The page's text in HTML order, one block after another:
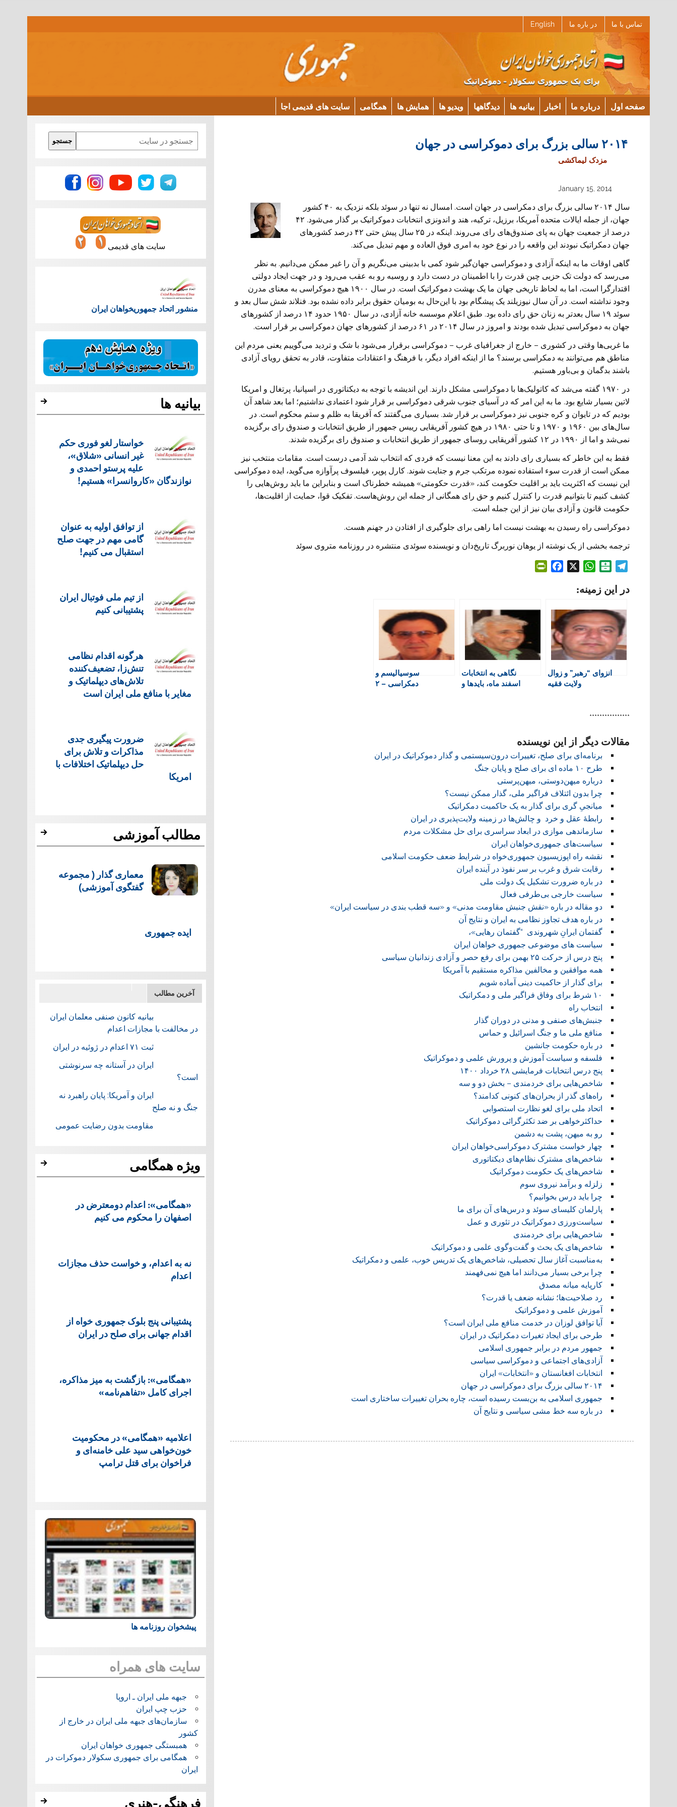
تماس با ما در باره ما English
صفحه اول درباره ما اخبار بیانیه ها دیدگاهها ویدیو ها همایش ها همگامی سایت های قدیمی اجا
۲۰۱۴ سالی بزرگ برای دموکراسی در جهان
مزدک لیماکشی
January 15, 2014
سال ۲۰۱۴ سالی بزرگ برای دمکراسی در جهان است. امسال نه تنها در سوئد بلکه نزدیک به ۴۰ کشور
جهان، از جمله ایالات متحده آمریکا، برزیل، ترکیه، هند و اندونزی انتخابات دموکراتیک بر گذار می‌شود. ۴۲
درصد از جمعیت جهان به پای صندوق‌های رای می‌روند. اینکه در ۲۵ سال پیش حتی ۴۲ درصد کشورهای
جهان دمکراتیک نبودند این واقعه را در نوع خود به امری فوق العاده و مهم تبدیل می‌کند.
گاهی اوقات ما به اینکه آزادی و دموکراسی جهان‌گیر شود کمی با بدبینی می‌نگریم و آن را غیر ممکن می‌دانیم. به نظر
می‌رسد که دولت تک حزبی چین قدرت را با اطمینان در دست دارد و روسیه رو به عقب می‌رود و در جهت ایجاد دولتی
اقتدارگرا است، اما به لحاظ تاریخی جهان ما یک بهشت دموکراتیک است. در سال ۱۹۰۰ هیچ دموکراسی به معنای مدرن
وجود نداشته است. در آن سال نیوزیلند یک پیشگام بود با این‌حال به بومیان حقوق برابر داده نشده بود. فنلاند شش سال بعد و
سوئد ۱۹ سال بعد‌تر به زنان حق رای داده بود. طبق اعلام موسسه خانه آزادی، در سال ۱۹۵۰ حدود ۱۴ درصد از کشورهای
جهان به دموکراسی تبدیل شده بودند و امروز در سال ۲۰۱۴ در ۶۱ درصد از کشورهای جهان دموکراسی بر قرار است.
ما غربی‌ها وقتی در کشوری – خارج از جغرافیای غرب – دموکراسی برقرار می‌شود با شک و تردید می‌گوییم یعنی مردم این
مناطق هم می‌توانند به دمکراسی برسند؟ ما از اینکه افراد دیگر، با فرهنگ و اعتقادات متفاوت، قادر به تحقق رویای آزادی
باشند بدگمان و بی‌باور هستیم.
در ۱۹۷۰ گفته می‌شد که کاتولیک‌ها با دموکراسی مشکل دارند. این اندیشه با توجه به دیکتاتوری در اسپانیا، پرتغال و امریکا
لاتین بسیار شایع بود. ما به این امر که در آسیای جنوب شرقی دموکراسی بر قرار شود اعتمادی نداشتیم؛ اما بعد شاهد آن
بودیم که در تایوان و کره جنوبی نیز دموکراسی بر قرار شد. بسیاری می‌گفتند که آفریقا به ظلم و ستم محکوم است. در
سال‌های بین ۱۹۶۰ و ۱۹۷۰ و تا حتی ۱۹۸۰ در هیچ کشور آفریقایی رییس جمهور از طریق انتخابات و صندوق رای برگزیده
نمی‌شد و اما از ۱۹۹۰ در ۱۲ کشور آفریقایی روسای جمهور از طریق انتخابات و صندوق رای برگزیده شدند.
فقط به این خاطر که بسیاری رای دادند به این معنا نیست که فردی که انتخاب شد آدمی درست است. مقامات منتخب نیز
ممکن است از قدرت سوء استفاده نموده مرتکب جرم و جنایت شوند. کارل پوپر، فیلسوف پرآوازه می‌گوید، ایده دموکراسی
این نیست که اکثریت باید بر اقلیت حکومت کند، «قدرت حکومتی» همیشه خطرناک است و بنابراین ما باید روش‌هایی را
کشف کنیم تا بتوانیم قدرت را کنترل کنیم و حق رای همگانی از جمله این روش‌هاست. تفکیک قوا، حمایت از اقلیت‌ها،
حکومت قانون و آزادی بیان نیز از این جمله است.
دموکراسی راه رسیدن به بهشت نیست اما راهی برای جلوگیری از افتادن در جهنم هست.
ترجمه بخشی از یک نوشته از یوهان نوربرگ تاریخ‌دان و نویسنده سوئدی منتشره در روزنامه متروی سوئد
l
g
r
a
m
l
t
a
r
i
n
W
a
s
A
p
p
o
k
i
e
در این زمینه:
انزوای “رهبر” و زوال
ولایت فقیه
نگاهی به انتخابات
اسفند ماه، بایدها و
سوسیالیسم و
دمکراسی – ۲
****************
مقالات دیگر از این نویسنده
برنامه‌ای برای صلح، تغییرات درون‌سیستمی و گذار دموکراتیک در ایران
طرح ۱۰ ماده ای برای صلح و پایان جنگ
درباره میهن‌دوستی، میهن‌پرستی
چرا بدون ائتلاف فراگیر ملی، گذار ممکن نیست؟
میانجیِ گری برای گذار به یک حاکمیت دمکراتیک
رابطهٔ عقل و خرد و ‌چالش‌ها در زمینه ولایت‌پذیری در ایران
سازماندهی موازی در ابعاد سراسری برای حل مشکلات مردم
سیاست‌های جمهوری‌خواهان ایران
نقشه راه اپوزیسیون جمهوری‌خواه در شرایط ضعف حکومت اسلامی
رقابت شرق و غرب بر سر نفوذ در آینده ایران
در باره ضرورت تشکیل یک دولت ملی
سیاست خارجی بی‌طرفی فعال
دو مقاله در باره «نقش جنبش مقاومت مدنی» و «سه قطب بندی در سیاست ایران»
در باره هدف تجاوز نظامی به ایران و نتایج آن
گفتمان ایرانِ شهروندی “گفتمان رهایی»،
سیاست های موضوعی جمهوری خواهان ایران
پنج درس از حرکت ۲۵ بهمن برای رفع حصر و آزادی زندانیان سیاسی
همه موافقین و مخالفین مذاکره مستقیم با آمریکا
برای گذار از حاکمیت دینی آماده شویم
۱۰ شرط برای وفاق فراگیر ملی و دمکراتیک
انتخاب راه
جنبش‌های صنفی و مدنی در دوران گذار
منافع ملی ما و جنگ اسرائیل و حماس
در باره حکومت جانشین
فلسفه و سیاست آموزش و پرورش علمی و دموکراتیک
پنج درس انتخابات فرمایشی ۲۸ خرداد ۱۴۰۰
شاخص‌هایی برای خردمندی – بخش دو و سه
راه‌های گذر از بحران‌های کنونی کدامند؟
اتحاد ملی برای لغو نظارت استصوابی
حداکثرخواهی بر ضد تکثرگرائی دموکراتیک
رو به میهن، پشت به دشمن
چهار خواست مشترک دموکراسی‌خواهان ایران
شاخص‌های مشترک نظام‌های دیکتاتوری
شاخص‌های یک حکومت دموکراتیک
زلزله و برآمد نیروی سوم
چرا باید درس بخوانیم؟
پارلمان کلیسای سوئد و درس‌های آن برای ما
سیاست‌ورزی دموکراتیک در تئوری و عمل
شاخص‌هایی برای خردمندی
شاخص‌های یک بحث و گفت‌وگوی علمی و دموکراتیک
به‌مناسبت آغاز سال تحصیلی، شاخص‌های یک تدریس خوب، علمی و دمکراتیک
چرا برخی بسیار می‌دانند اما هیچ نمی‌فهمند
کارپایه میانه مصدق
رد صلاحیت‌ها؛ نشانه ضعف یا قدرت؟
آموزش علمی و دموکراتیک
آیا توافق لوزان در خدمت منافع ملی ایران است؟
طرحی برای ایجاد تغیرات دمکراتیک در ایران
جمهور مردم در برابر جمهوری اسلامی
آزادی‌های اجتماعی و دموکراسی سیاسی
انتخابات افغانستان و «انتخابات» ایران
۲۰۱۴ سالی بزرگ برای دموکراسی در جهان
جمهوری اسلامی به بن‌بست رسیده است، چاره بحران تغییرات ساختاری است
در باره سه خط مشی سیاسی و نتایج آن
Search
جستجو
سایت های قدیمی
منشور اتحاد جمهوریخواهان ایران
بیانیه ها
خواستار لغو فوری حکم
غیر انسانی «شلاق»،
علیه پرستو احمدی و
نوازندگان «کاروانسرا» هستیم!
از توافق اولیه به عنوان
گامی مهم در جهت صلح
استقبال می کنیم!
از تیم ملی فوتبال ایران
پشتیبانی کنیم
هرگونه اقدام نظامی
تنش‌زا، تضعیف‌کننده
تلاش‌های دیپلماتیک و
مغایر با منافع ملی ایران است
ضرورت پیگیری جدی
مذاکرات و تلاش برای
حل دیپلماتیک اختلافات با
امریکا
مطالب آموزشی
معماری گذار ( مجموعه
گفتگوی آموزشی)
ایده جمهوری
آخرین مطالب
بیانیه کانون صنفی معلمان ایران
در مخالفت با مجازات اعدام
ثبت ۷۱ اعدام در ژوئيه در ایران
ایران در آستانه چه سرنوشتی
است؟
ایران و آمریکا: پایان راهبرد نه
جنگ و نه صلح
مقاومت بدون رضایت عمومی
ویژه همگامی
«همگامی»: اعدام دومعترض در
اصفهان را محکوم می کنیم
نه به اعدام، و خواست حذف مجازات
اعدام
پشتيبانی پنج بلوک جمهوری خواه از
اقدام جهانی برای صلح در ایران
«همگامی»: بازگشت به میز مذاکره،
اجرای کامل «تفاهم‌نامه»
اعلامیه «همگامی» در محکومیت
خون‌خواهی سید علی خامنه‌ای و
فراخوان برای قتل ترامپ
پیشخوان روزنامه ها
سایت های همراه
جبهه ملی ایران ـ اروپا
حزب چپ ایران
سازمان‌های جبهه ملی ایران در خارج از
کشور
همبستگی جمهوری خواهان ایران
همگامی برای جمهوری سکولار دموکرات در
ایران
فرهنگی-هنری